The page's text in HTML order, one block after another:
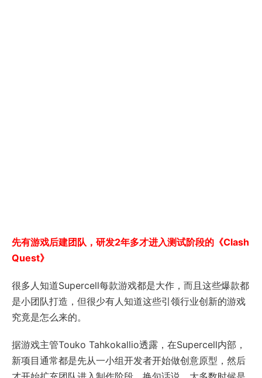
先有游戏后建团队，研发2年多才进入测试阶段的《Clash
Quest》
很多人知道Supercell每款游戏都是大作，而且这些爆款都
是小团队打造，但很少有人知道这些引领行业创新的游戏
究竟是怎么来的。
据游戏主管Touko Tahkokallio透露，在Supercell内部，
新项目通常都是先从一小组开发者开始做创意原型，然后